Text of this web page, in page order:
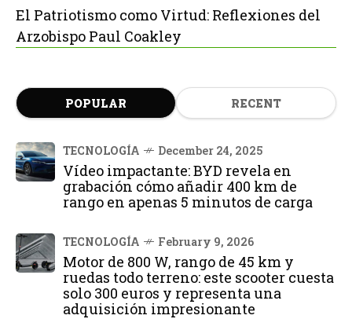
El Patriotismo como Virtud: Reflexiones del
Arzobispo Paul Coakley
POPULAR RECENT
TECNOLOGÍA December 24, 2025
Vídeo impactante: BYD revela en
grabación cómo añadir 400 km de
rango en apenas 5 minutos de carga
TECNOLOGÍA February 9, 2026
Motor de 800 W, rango de 45 km y
ruedas todo terreno: este scooter cuesta
solo 300 euros y representa una
adquisición impresionante